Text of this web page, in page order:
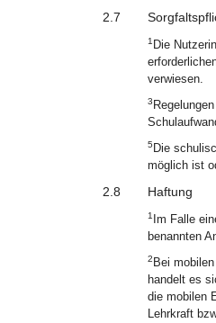
2.7
1 Die
verwiesen.
3
5 Die
möglich ist
2.8 Haftung
1 Im Falle
benannten
2 Bei
handelt es
die mobilen
Lehrkraft